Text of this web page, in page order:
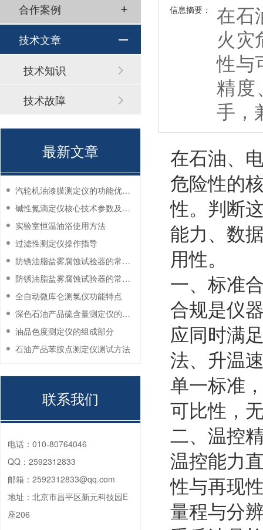
信息摘要：
在石
火灾
性与
精度
手，
在石油、
危险性的
性。判断
能力、数
用性。
一、标准
合规是仪
应同时满
法、升温
单一标准
可比性，
二、温控
温控能力
性与再现
量程与分
合作案例
技术文章
技术知识
技术故障
最新文章
汽轮机油漆膜测定仪的功能优势有哪些？
碱性氮滴定仪核心技术参数及应用说明
实验室恒温油浴使用方法
过滤性测定仪操作指导
防锈油脂盐雾腐蚀试验器的常见故障与解决方法
防锈油脂盐雾腐蚀试验器的常见故障与解决方法
全自动微库仑测氯仪功能特点
深色石油产品硫含量测定仪的工作环境要求
油品色度测定仪的组成部分
石油产品苯胺点测定仪测试方法
联系我们
电话： 010-80764046
QQ： 2592312833
邮箱： 2592312833@qq.com
地址： 北京市昌平区新元科技园E
座206